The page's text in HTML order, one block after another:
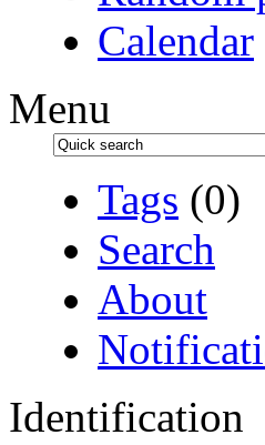
Calendar
Menu
Tags (0)
Search
About
Identification